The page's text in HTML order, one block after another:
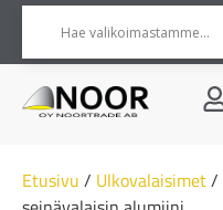
Etusivu / Ulkovalaisimet/